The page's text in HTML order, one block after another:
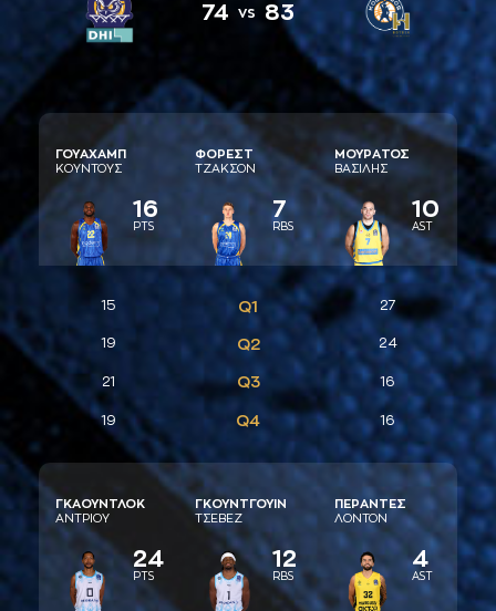
74 vs 83
ΓΟΥAΧAΜΠ
ΚΟΥΝΤΟΥΣ
16
PTS
ΦΟΡΕΣΤ
ΤΖAΚΣΟΝ
7
RBS
ΜΟΥΡAΤΟΣ
ΒAΣΙΛΗΣ
10
AST
15 Q1 27
19 Q2 24
21 Q3 16
19 Q4 16
ΓΚAΟΥΝΤΛΟΚ
AΝΤΡΙΟΥ
24
PTS
ΓΚΟΥΝΤΓΟΥΙΝ
ΤΣΕΒΕΖ
12
RBS
ΠΕΡAΝΤΕΣ
ΛΟΝΤΟΝ
4
AST